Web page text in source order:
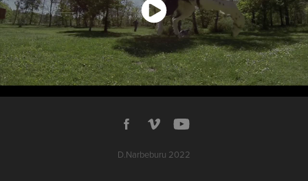
D.Narbeburu 2022